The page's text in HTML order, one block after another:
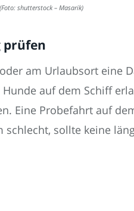
shutterstock – Masarik)
prüfen
am Urlaubsort eine
auf dem Schiff
Eine Probefahrt auf
sollte keine